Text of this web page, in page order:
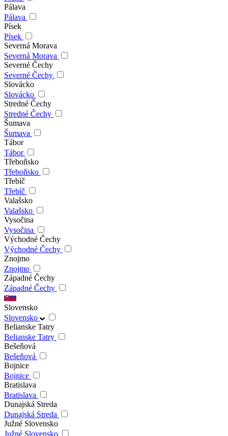
Pálava
Pálava
Písek
Písek
Severná Morava
Severná Morava
Severné Čechy
Severné Čechy
Slovácko
Slovácko
Stredné Čechy
Stredné Čechy
Šumava
Šumava
Tábor
Tábor
Třeboňsko
Třeboňsko
Třebíč
Třebíč
Valašsko
Valašsko
Vysočina
Vysočina
Východné Čechy
Východné Čechy
Znojmo
Znojmo
Západné Čechy
Západné Čechy
Slovensko
Slovensko
Belianske Tatry
Belianske Tatry
Bešeňová
Bešeňová
Bojnice
Bojnice
Bratislava
Bratislava
Dunajská Streda
Dunajská Streda
Južné Slovensko
Južné Slovensko